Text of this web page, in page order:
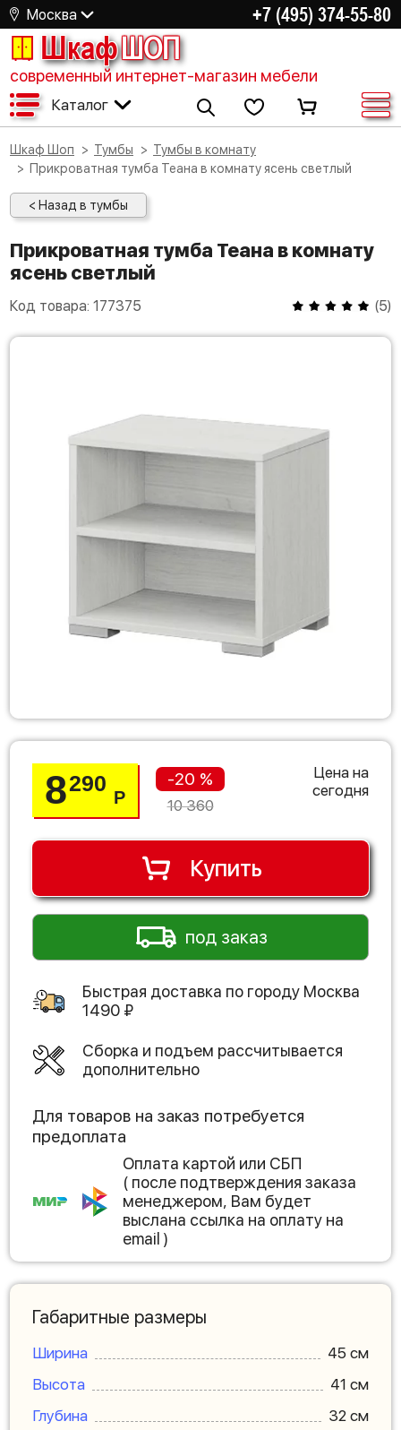
Москва +7 (495) 374-55-80
ШкафШОП
современный интернет-магазин мебели
Каталог
Шкаф Шоп Тумбы
Тумбы в комнату
Прикроватная тумба Теана в комнату ясень светлый
< Назад в тумбы
Прикроватная тумба Теана в комнату
ясень светлый
Код товара: 177375 (5)
8290
Р
-20 %
10 360
Цена на
сегодня
Купить
под заказ
Быстрая доставка по городу Москва
1490 ₽
Сборка и подъем рассчитывается
дополнительно
Для товаров на заказ потребуется
предоплата
Оплата картой или СБП
( после подтверждения заказа
менеджером, Вам будет
выслана ссылка на оплату на
email )
Габаритные размеры
Ширина
45 см
Высота
41 см
Глубина
32 см